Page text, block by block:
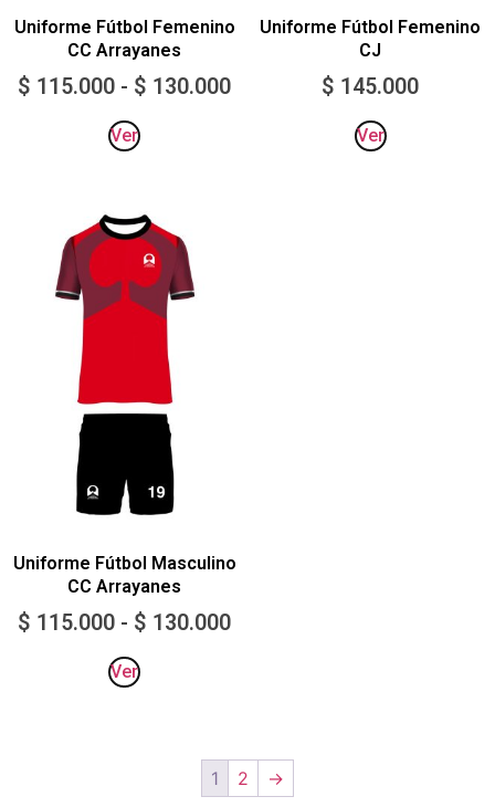
Uniforme Fútbol Femenino
CC Arrayanes
$ 115.000 - $ 130.000
Ver
Uniforme Fútbol Femenino
CJ
$ 145.000
Ver
Uniforme Fútbol Masculino
CC Arrayanes
$ 115.000 - $ 130.000
Ver
1 2 →